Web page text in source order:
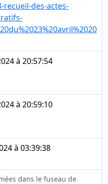
recueil-des-actes-
à 20:57:54
à 20:59:10
à 03:39:38
dans le fuseau de